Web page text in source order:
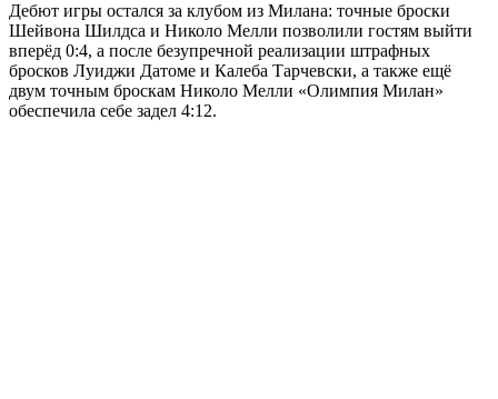
Дебют игры остался за клубом из Милана: точные броски
Шейвона Шилдса и Николо Мелли позволили гостям выйти
вперёд 0:4, а после безупречной реализации штрафных
бросков Луиджи Датоме и Калеба Тарчевски, а также ещё
двум точным броскам Николо Мелли «Олимпия Милан»
обеспечила себе задел 4:12.